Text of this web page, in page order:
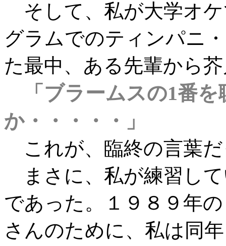
そして、私が大学オ
グラムでのティンパニ
た最中、ある先輩から
「ブラームスの1番
か・・・・・」
これが、臨終の言葉
まさに、私が練習し
であった。１９８９年
さんのために、私は同